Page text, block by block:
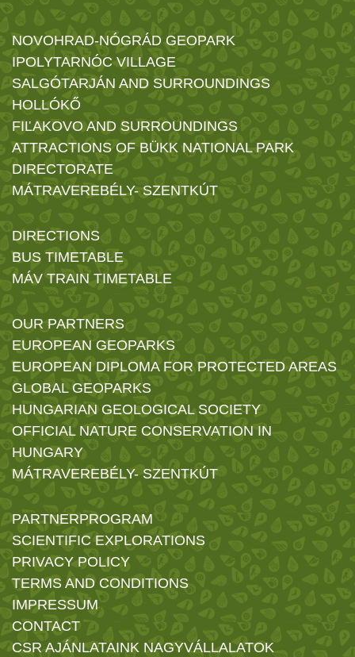
NOVOHRAD-NÓGRÁD GEOPARK
IPOLYTARNÓC VILLAGE
SALGÓTARJÁN AND SURROUNDINGS
HOLLÓKŐ
FIĽAKOVO AND SURROUNDINGS
ATTRACTIONS OF BÜKK NATIONAL PARK
DIRECTORATE
MÁTRAVEREBÉLY- SZENTKÚT
DIRECTIONS
BUS TIMETABLE
MÁV TRAIN TIMETABLE
OUR PARTNERS
EUROPEAN GEOPARKS
EUROPEAN DIPLOMA FOR PROTECTED AREAS
GLOBAL GEOPARKS
HUNGARIAN GEOLOGICAL SOCIETY
OFFICIAL NATURE CONSERVATION IN
HUNGARY
MÁTRAVEREBÉLY- SZENTKÚT
PARTNERPROGRAM
SCIENTIFIC EXPLORATIONS
PRIVACY POLICY
TERMS AND CONDITIONS
IMPRESSUM
CONTACT
CSR AJÁNLATAINK NAGYVÁLLALATOK